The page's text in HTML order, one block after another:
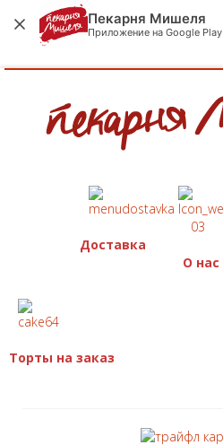
Доставка
О нас
Торты на заказ
Пекарня Мишеля
Приложение на Google Play